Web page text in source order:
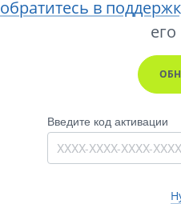
обратитесь в
его
Введите код активации